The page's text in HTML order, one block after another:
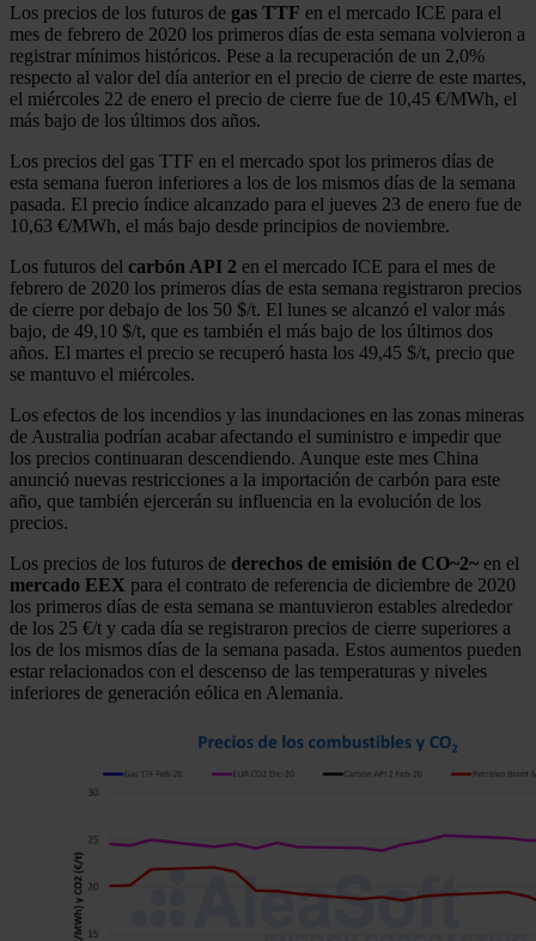
Los precios de los futuros de gas TTF en el mercado ICE para el
mes de febrero de 2020 los primeros días de esta semana volvieron a
registrar mínimos históricos. Pese a la recuperación de un 2,0%
respecto al valor del día anterior en el precio de cierre de este martes,
el miércoles 22 de enero el precio de cierre fue de 10,45 €/MWh, el
más bajo de los últimos dos años.
Los precios del gas TTF en el mercado spot los primeros días de
esta semana fueron inferiores a los de los mismos días de la semana
pasada. El precio índice alcanzado para el jueves 23 de enero fue de
10,63 €/MWh, el más bajo desde principios de noviembre.
Los futuros del carbón API 2 en el mercado ICE para el mes de
febrero de 2020 los primeros días de esta semana registraron precios
de cierre por debajo de los 50 $/t. El lunes se alcanzó el valor más
bajo, de 49,10 $/t, que es también el más bajo de los últimos dos
años. El martes el precio se recuperó hasta los 49,45 $/t, precio que
se mantuvo el miércoles.
Los efectos de los incendios y las inundaciones en las zonas mineras
de Australia podrían acabar afectando el suministro e impedir que
los precios continuaran descendiendo. Aunque este mes China
anunció nuevas restricciones a la importación de carbón para este
año, que también ejercerán su influencia en la evolución de los
precios.
Los precios de los futuros de derechos de emisión de CO~2~ en el
mercado EEX para el contrato de referencia de diciembre de 2020
los primeros días de esta semana se mantuvieron estables alrededor
de los 25 €/t y cada día se registraron precios de cierre superiores a
los de los mismos días de la semana pasada. Estos aumentos pueden
estar relacionados con el descenso de las temperaturas y niveles
inferiores de generación eólica en Alemania.